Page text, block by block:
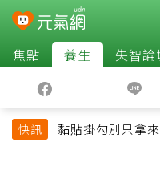
焦點 養生 失智論
快訊
黏貼掛勾別只拿